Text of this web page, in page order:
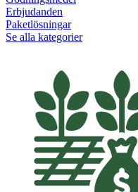
Erbjudanden
Paketlösningar
Se alla kategorier